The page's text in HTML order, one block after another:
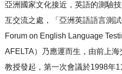
亞洲國家文化接近，英語的測驗
互交流之處，「亞洲英語語言測
Forum on English Language
AFELTA）乃應運而生，由前上
教授發起，第一次會議於1998年